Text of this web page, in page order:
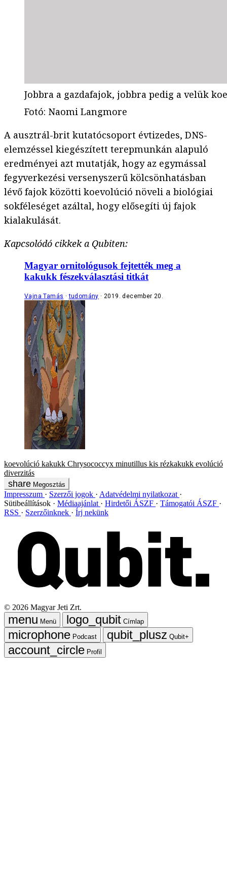
Jobbra a gazdafajok, jobbra pedig a velük
Fotó: Naomi Langmore
A ausztrál-brit kutatócsoport évtizedes, DNS-
elemzéssel kiegészített terepmunkán alapuló
eredményei azt mutatják, hogy az egymással
fegyverkezési versenyszerű kölcsönhatásban
lévő fajok közötti koevolúció növeli a biológiai
sokféleséget azáltal, hogy elősegíti új fajok
kialakulását.
Kapcsolódó cikkek a Qubiten:
Magyar ornitológusok fejtették meg a
kakukk fészekválasztási titkát
Vajna Tamás tudomány 2019. december 20.
koevolúció kakukk Chrysococcyx minutillus kis rézkakukk evolúció
diverzitás
Megosztás
Impresszum Szerzői jogok
Adatvédelmi nyilatkozat
Sütibeállítások
Médiaajánlat Hirdetői ÁSZF
Támogatói ÁSZF
RSS
Szerzőinknek Írj nekünk
© 2026 Magyar Jeti Zrt.
Menü
Címlap
Podcast
Qubit+
Profil